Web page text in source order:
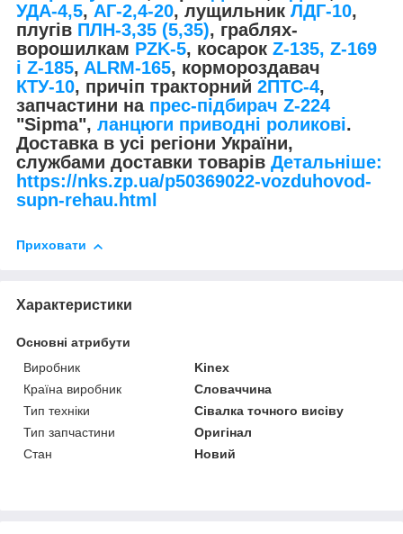
УДА-4,5, АГ-2,4-20, лущильник ЛДГ-10,
плугів ПЛН-3,35 (5,35), граблях-
ворошилкам PZK-5, косарок Z-135, Z-169
і Z-185, ALRM-165, кормороздавач
КТУ-10, причіп тракторний 2ПТС-4,
запчастини на прес-підбирач Z-224
"Sipma", ланцюги приводні роликові.
Доставка в усі регіони України,
службами доставки товарів Детальніше:
https://nks.zp.ua/p50369022-vozduhovod-
supn-rehau.html
Приховати
Характеристики
Основні атрибути
Виробник
Kinex
Країна виробник
Словаччина
Тип техніки
Сівалка точного висіву
Тип запчастини
Оригінал
Стан
Новий